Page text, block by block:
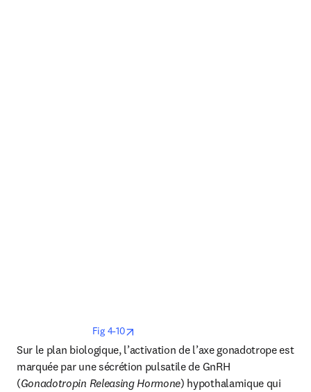
Fig 4-10
Sur le plan biologique, l’activation de l’axe gonadotrope est
marquée par une sécrétion pulsatile de GnRH
(Gonadotropin Releasing Hormone) hypothalamique qui